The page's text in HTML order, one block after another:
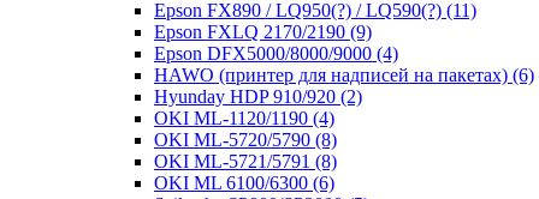
Epson FX890 / LQ950(?) / LQ590(?) (11)
Epson FXLQ 2170/2190 (9)
Epson DFX5000/8000/9000 (4)
HAWO (принтер для надписей на пакетах) (6)
Hyunday HDP 910/920 (2)
OKI ML-1120/1190 (4)
OKI ML-5720/5790 (8)
OKI ML-5721/5791 (8)
OKI ML 6100/6300 (6)